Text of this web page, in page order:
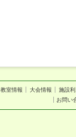
教室情報 大会情報
施設
お問い